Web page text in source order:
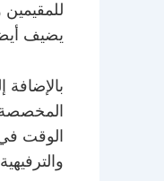
يضيف
بالإضافة
الوقت